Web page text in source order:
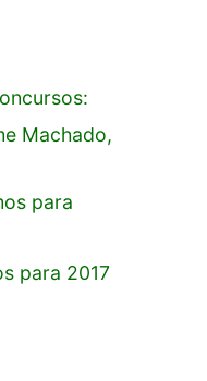
Machado,
para
para 2017